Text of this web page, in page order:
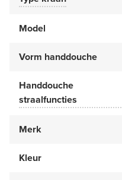
Model
Vorm handdouche
Handdouche
straalfuncties
Merk
Kleur